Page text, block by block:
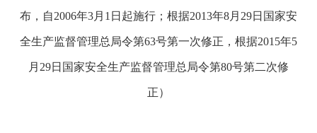
布，自2006年3月1日起施行；根据2013年8月29日国家安
全生产监督管理总局令第63号第一次修正，根据2015年5
月29日国家安全生产监督管理总局令第80号第二次修
正）